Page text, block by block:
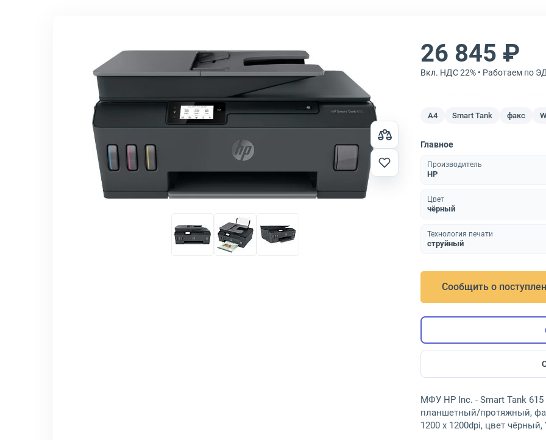
26 845 ₽
Вкл. НДС 22% • Работаем по
A4 Smart Tank факс
Главное
Производитель
HP
Цвет
чёрный
Технология печати
струйный
Сообщить о
МФУ HP Inc. - Smart Tank 615
планшетный/протяжный,
1200 x 1200dpi, цвет чёрный,